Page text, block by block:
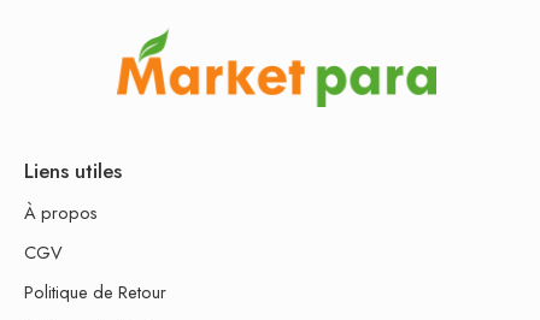
Liens utiles
À propos
CGV
Politique de Retour